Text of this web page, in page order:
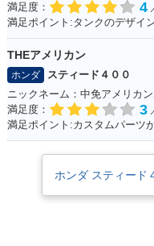
フラットバータイ
プ・カラーチェンジ
0・
1993年 STEED 40
0・マイナーチェン
フラ
満足度：
4
満足ポイント:タンクのデザイ
THEアメリカン
ホンダ
スティード４００
ニックネーム：中免アメリカ
満足度：
3
ホンダ スティード